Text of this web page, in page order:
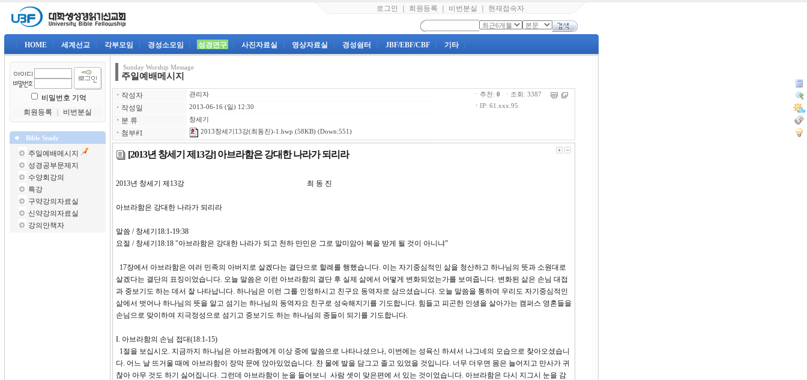
로그인 회원등록 비번분실 현재접속자
HOME 세계선교 각부모임 경성소모임 성경연구 사진자료실 영상자료실 경성쉼터 JBF/EBF/CBF 기타
비밀번호 기억
회원등록
비번분실
Bible Study
주일예배메시지
성경공부문제지
수양회강의
특강
구약강의자료실
신약강의자료실
강의안책자
Sunday Worship Message
주일예배메시지
ㆍ 작성자 관리자
ㆍ 작성일 2013-06-16 (일) 12:30
ㆍ 분 류 창세기
ㆍ 첨부#1 2013창세기13강(최동진)-1.hwp (58KB) (Down:551)
ㆍ추천: 0 ㆍ조회: 3387
ㆍ IP: 61.xxx.95
[2013년 창세기 제13강] 아브라함은 강대한 나라가 되리라
2013년 창세기 제13강 최 동 진
아브라함은 강대한 나라가 되리라
말씀 / 창세기18:1-19:38
요절 / 창세기18:18 "아브라함은 강대한 나라가 되고 천하 만민은 그로 말미암아 복을 받게 될 것이 아니냐”
17장에서 아브라함은 여러 민족의 아버지로 살겠다는 결단으로 할례를 행했습니다. 이는 자기중심적인 삶을 청산하고 하나님의 뜻과 소원대로
살겠다는 결단의 표징이었습니다. 오늘 말씀은 이런 아브라함의 결단 후 실제 삶에서 어떻게 변화되었는가를 보여줍니다. 변화된 삶은 손님 대접
과 중보기도 하는 데서 잘 나타납니다. 하나님은 이런 그를 인정하시고 친구요 동역자로 삼으셨습니다. 오늘 말씀을 통하여 우리도 자기중심적인
삶에서 벗어나 하나님의 뜻을 알고 섬기는 하나님의 동역자요 친구로 성숙해지기를 기도합니다. 힘들고 피곤한 인생을 살아가는 캠퍼스 영혼들을
손님으로 맞이하여 지극정성으로 섬기고 중보기도 하는 하나님의 종들이 되기를 기도합니다.
I. 아브라함의 손님 접대(18:1-15)
1절을 보십시오. 지금까지 하나님은 아브라함에게 이상 중에 말씀으로 나타나셨으나, 이번에는 성육신 하셔서 나그네의 모습으로 찾아오셨습니
다. 어느 날 뜨거울 때에 아브라함이 장막 문에 앉아있었습니다. 찬 물에 발을 담그고 졸고 있었을 것입니다. 너무 더우면 몸은 늘어지고 만사가 귀
찮아 아무 것도 하기 싫어집니다. 그런데 아브라함이 눈을 들어보니 사람 셋이 맞은편에 서 있는 것이었습니다. 아브라함은 다시 지그시 눈을 감